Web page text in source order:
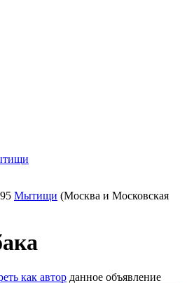
Мытищи (Москва и Московская
как автор данное объявление